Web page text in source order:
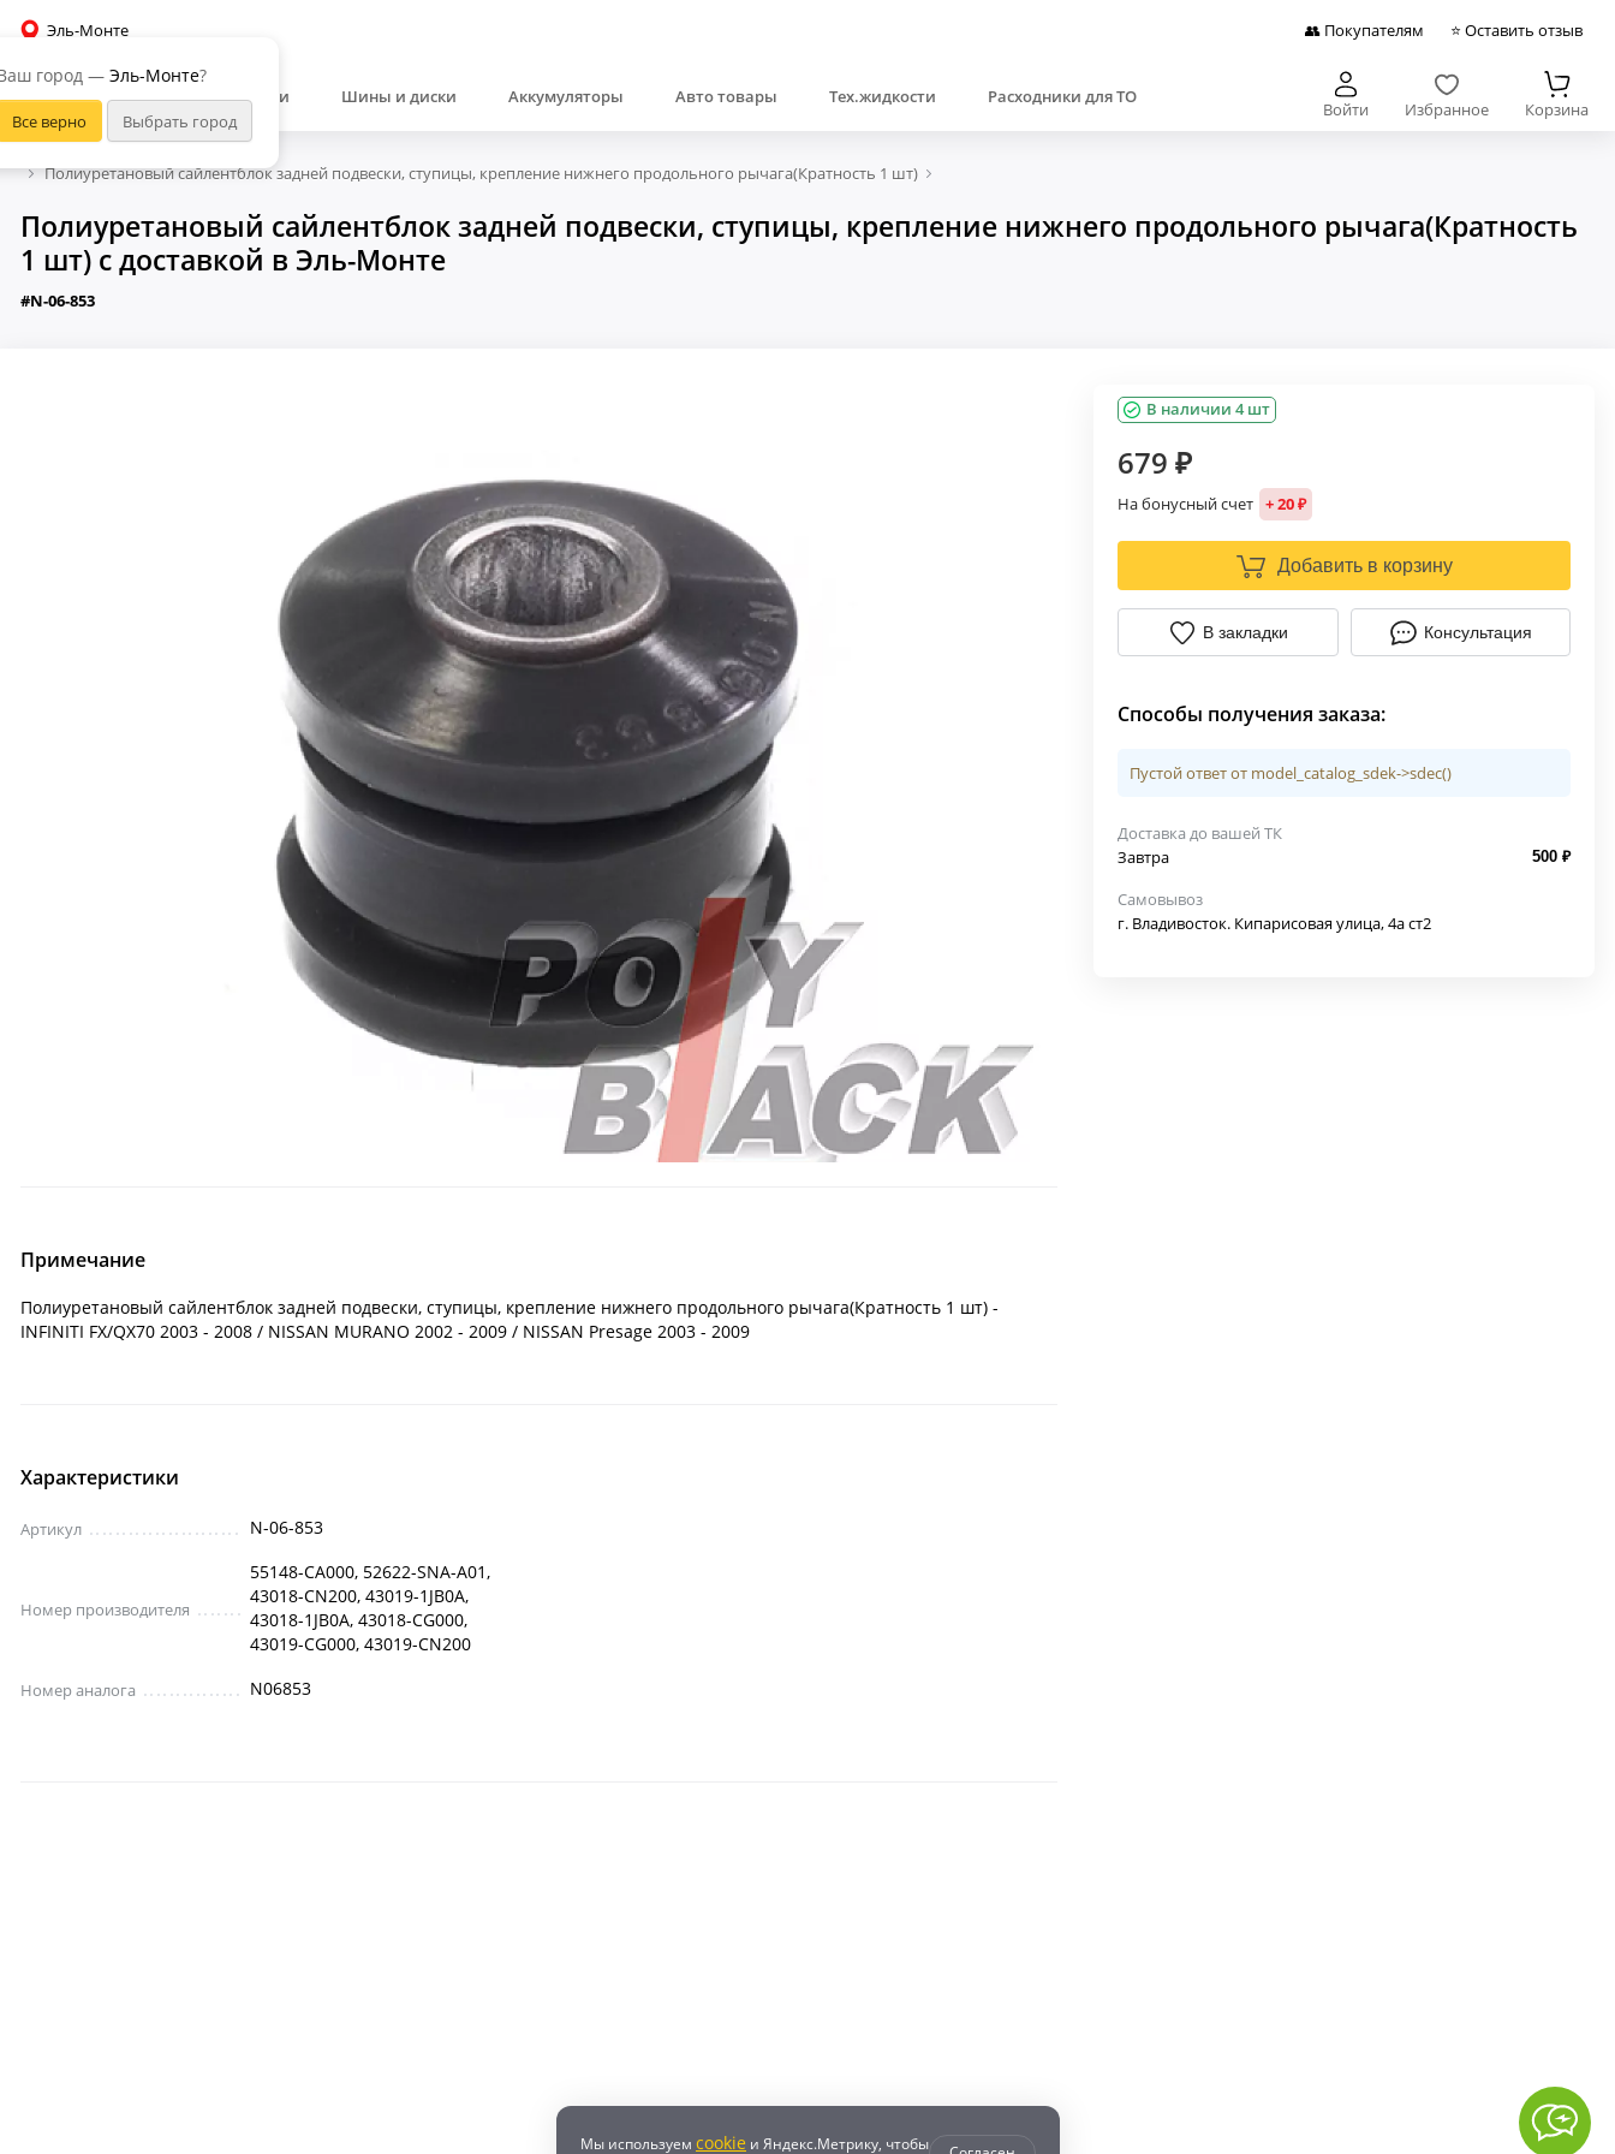
Эль-Монте
город — Эль-Монте?
👥 Покупателям ⭐ Оставить отзыв
Автозапчасти Шины и диски Аккумуляторы Авто товары Тех.жидкости Расходники для ТО
Войти Избранное Корзина
Полиуретановый сайлентблок задней подвески, ступицы, крепление нижнего продольного рычага(Кратность 1 шт)
Полиуретановый сайлентблок задней подвески, ступицы, крепление нижнего продольного рычага(Кратность
1 шт) с доставкой в Эль-Монте
#N-06-853
Примечание
Полиуретановый сайлентблок задней подвески, ступицы, крепление нижнего продольного рычага(Кратность 1 шт) -
INFINITI FX/QX70 2003 - 2008 / NISSAN MURANO 2002 - 2009 / NISSAN Presage 2003 - 2009
Характеристики
Артикул N-06-853
Номер производителя
55148-CA000, 52622-SNA-A01,
43018-CN200, 43019-1JB0A,
43018-1JB0A, 43018-CG000,
43019-CG000, 43019-CN200
Номер аналога N06853
В наличии 4 шт
679 ₽
На бонусный счет + 20 ₽
Добавить в корзину
В закладки Консультация
Способы получения заказа:
Пустой ответ от model_catalog_sdek->sdec()
Доставка до вашей ТК
Завтра
500 ₽
Самовывоз
г. Владивосток. Кипарисовая улица, 4а ст2
Мы используем cookie и Яндекс.Метрику, чтобы